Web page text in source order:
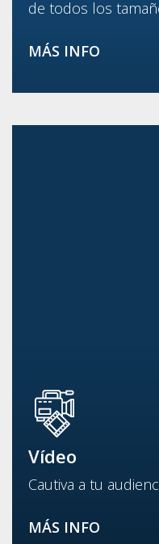
de todos los
MÁS INFO
Vídeo
Cautiva a tu
MÁS INFO